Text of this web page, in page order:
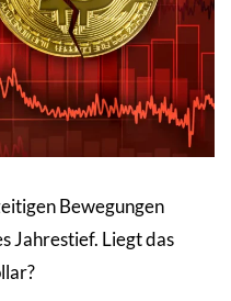
Bewegungen
Jahrestief. Liegt das